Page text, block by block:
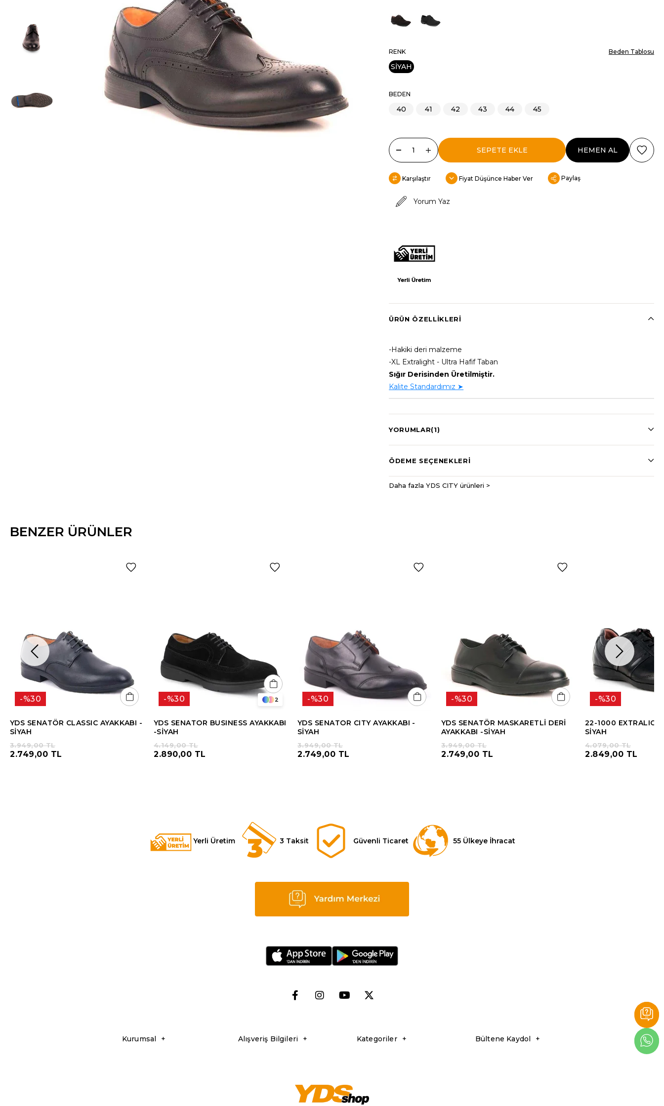
RENK
SİYAH
BEDEN
40 41 42 43 44 45
Beden Tablosu
Karşılaştır Fiyat Düşünce Haber Ver Paylaş
Yorum Yaz
ÜRÜN ÖZELLIKLERI
-Hakiki deri malzeme
-XL Extralight - Ultra Hafif Taban
Sığır Derisinden Üretilmiştir.
Kalite Standardımız ➤
YORUMLAR(1)
ÖDEME SEÇENEKLERI
Daha fazla YDS CITY ürünleri >
BENZER ÜRÜNLER
YDS SENATÖR CLASSIC AYAKKABI -
SİYAH
%30
2.749,00 TL
3.949,00 TL
YDS SENATOR BUSINESS AYAKKABI
-SİYAH
%30
2.890,00 TL
4.149,00 TL
2
YDS SENATOR CITY AYAKKABI -
SİYAH
%30
2.749,00 TL
3.949,00 TL
YDS SENATÖR MASKARETLİ DERİ
AYAKKABI -SİYAH
%30
2.749,00 TL
3.949,00 TL
22-1000
SİYAH
%30
2.849,00 TL
4.079,00 TL
Yerli Üretim 3 Taksit Güvenli Ticaret 55 Ülkeye İhracat
Kurumsal Alışveriş Bilgileri Kategoriler Bültene Kaydol